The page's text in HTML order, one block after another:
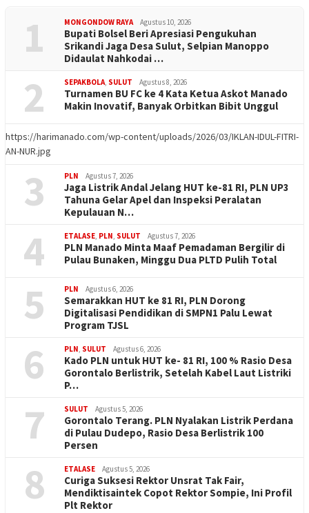
1 MONGONDOW RAYA Agustus 10, 2026
Bupati Bolsel Beri Apresiasi Pengukuhan
Srikandi Jaga Desa Sulut, Selpian Manoppo
Didaulat Nahkodai …
2 SEPAKBOLA, SULUT Agustus 8, 2026
Turnamen BU FC ke 4 Kata Ketua Askot Manado
Makin Inovatif, Banyak Orbitkan Bibit Unggul
https://harimanado.com/wp-content/uploads/2026/03/IKLAN-IDUL-FITRI-
AN-NUR.jpg
3 PLN Agustus 7, 2026
Jaga Listrik Andal Jelang HUT ke-81 RI, PLN UP3
Tahuna Gelar Apel dan Inspeksi Peralatan
Kepulauan N…
4 ETALASE, PLN, SULUT Agustus 7, 2026
PLN Manado Minta Maaf Pemadaman Bergilir di
Pulau Bunaken, Minggu Dua PLTD Pulih Total
5 PLN Agustus 6, 2026
Semarakkan HUT ke 81 RI, PLN Dorong
Digitalisasi Pendidikan di SMPN1 Palu Lewat
Program TJSL
6 PLN, SULUT Agustus 6, 2026
Kado PLN untuk HUT ke- 81 RI, 100 % Rasio Desa
Gorontalo Berlistrik, Setelah Kabel Laut Listriki
P…
7 SULUT Agustus 5, 2026
Gorontalo Terang. PLN Nyalakan Listrik Perdana
di Pulau Dudepo, Rasio Desa Berlistrik 100
Persen
8 ETALASE Agustus 5, 2026
Curiga Suksesi Rektor Unsrat Tak Fair,
Mendiktisaintek Copot Rektor Sompie, Ini Profil
Plt Rektor